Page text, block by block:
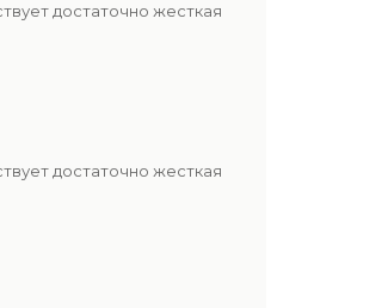
достаточно жесткая
достаточно жесткая